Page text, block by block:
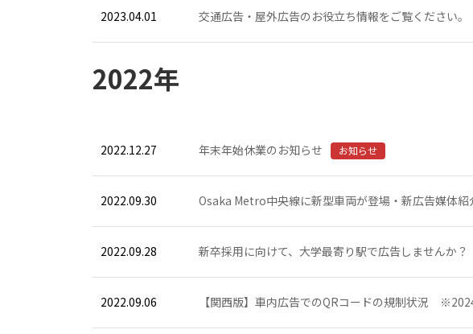
2023.04.01 交通広告・屋外広告のお役立ち情報をご覧ください。
2022年
2022.12.27 年末年始休業のお知らせ お知らせ
2022.09.30 Osaka Metro中央線に新型車両が登場・新広告媒体紹
2022.09.28 新卒採用に向けて、大学最寄り駅で広告しませんか？
2022.09.06 【関西版】車内広告でのQRコードの規制状況